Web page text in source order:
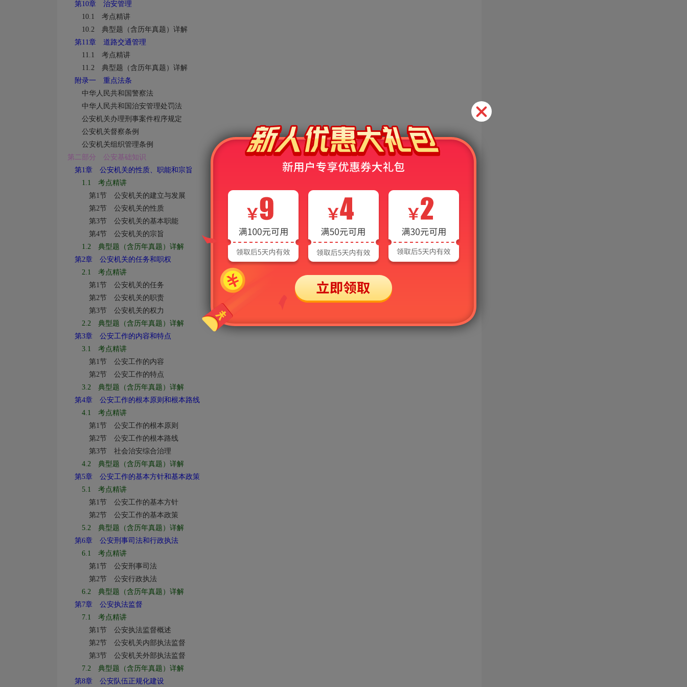
第10章 治安管理
10.1 考点精讲
10.2 典型题（含历年真题）详解
第11章 道路交通管理
11.1 考点精讲
11.2 典型题（含历年真题）详解
附录一 重点法条
中华人民共和国警察法
中华人民共和国治安管理处罚法
公安机关办理刑事案件程序规定
公安机关督察条例
公安机关组织管理条例
第二部分 公安基础知识
第1章 公安机关的性质、职能和宗旨
1.1 考点精讲
第1节 公安机关的建立与发展
第2节 公安机关的性质
第3节 公安机关的基本职能
第4节 公安机关的宗旨
1.2 典型题（含历年真题）详解
第2章 公安机关的任务和职权
2.1 考点精讲
第1节 公安机关的任务
第2节 公安机关的职责
第3节 公安机关的权力
2.2 典型题（含历年真题）详解
第3章 公安工作的内容和特点
3.1 考点精讲
第1节 公安工作的内容
第2节 公安工作的特点
3.2 典型题（含历年真题）详解
第4章 公安工作的根本原则和根本路线
4.1 考点精讲
第1节 公安工作的根本原则
第2节 公安工作的根本路线
第3节 社会治安综合治理
4.2 典型题（含历年真题）详解
第5章 公安工作的基本方针和基本政策
5.1 考点精讲
第1节 公安工作的基本方针
第2节 公安工作的基本政策
5.2 典型题（含历年真题）详解
第6章 公安刑事司法和行政执法
6.1 考点精讲
第1节 公安刑事司法
第2节 公安行政执法
6.2 典型题（含历年真题）详解
第7章 公安执法监督
7.1 考点精讲
第1节 公安执法监督概述
第2节 公安机关内部执法监督
第3节 公安机关外部执法监督
7.2 典型题（含历年真题）详解
第8章 公安队伍正规化建设